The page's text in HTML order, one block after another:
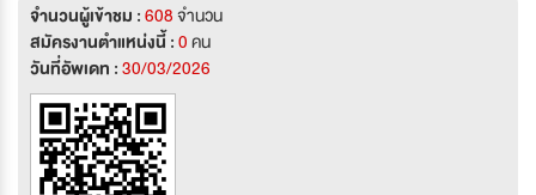
จำนวนผู้เข้าชม :608จำนวน
สมัครงานตำแหน่งนี้ :0คน
วันที่อัพเดท :30/03/2026